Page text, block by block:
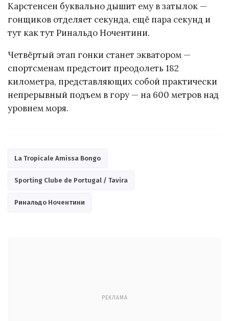
Карстенсен буквально дышит ему в затылок —
гонщиков отделяет секунда, ещё пара секунд и
тут как тут Ринальдо Ночентини.
Четвёртый этап гонки станет экватором —
спортсменам предстоит преодолеть 182
километра, представляющих собой практически
непрерывный подъем в гору — на 600 метров над
уровнем моря.
La Tropicale Amissa Bongo
Sporting Clube de Portugal / Tavira
Ринальдо Ночентини
РЕКЛАМА